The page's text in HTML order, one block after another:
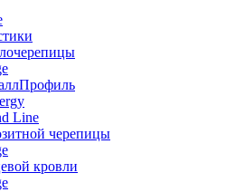
Line
черепицы
кровли